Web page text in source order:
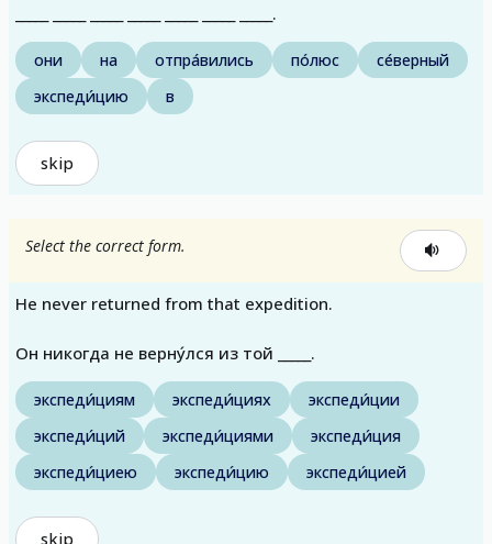
_____ _____ _____ _____ _____ _____ _____.
они на отпра́вились по́люс
се́верный
экспеди́цию
в
skip
Select the correct form.
He never returned from that expedition.
Он никогда не верну́лся из той _____.
экспеди́циям экспеди́циях
экспеди́ции
экспеди́ций
экспеди́циями
экспеди́ция
экспеди́циею
экспеди́цию экспеди́цией
skip